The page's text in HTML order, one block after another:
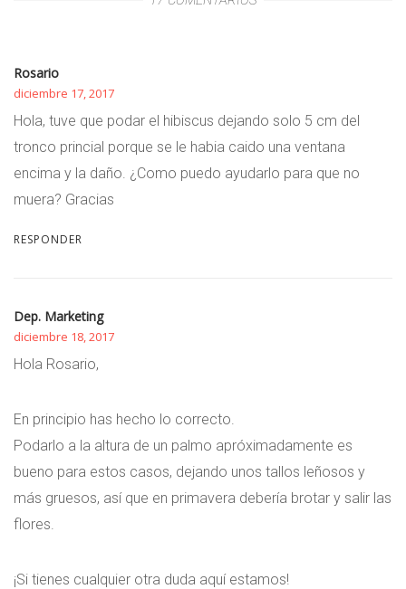
Rosario
diciembre 17, 2017
Hola, tuve que podar el hibiscus dejando solo 5 cm del
tronco princial porque se le habia caido una ventana
encima y la daño. ¿Como puedo ayudarlo para que no
muera? Gracias
RESPONDER
Dep. Marketing
diciembre 18, 2017
Hola Rosario,
En principio has hecho lo correcto.
Podarlo a la altura de un palmo apróximadamente es
bueno para estos casos, dejando unos tallos leñosos y
más gruesos, así que en primavera debería brotar y salir las
flores.
¡Si tienes cualquier otra duda aquí estamos!